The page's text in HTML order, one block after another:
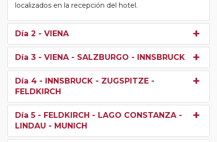
localizados en la recepción del hotel.
Día 2 - VIENA
Día 3 - VIENA - SALZBURGO - INNSBRUCK
Día 4 - INNSBRUCK - ZUGSPITZE -
FELDKIRCH
Día 5 - FELDKIRCH - LAGO CONSTANZA -
LINDAU - MUNICH